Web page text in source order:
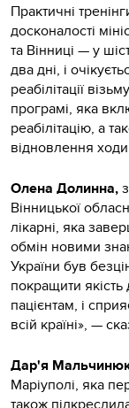
Практичні
досконалості
та Вінниці — у
два дні, і
реабілітації
програмі, яка
реабілітацію, а
відновлення
Олена Долинна,
Вінницької
лікарні, яка
обмін новими
України був
покращити
пацієнтам, і
всій країні», —
Дар'я
Маріуполі, яка